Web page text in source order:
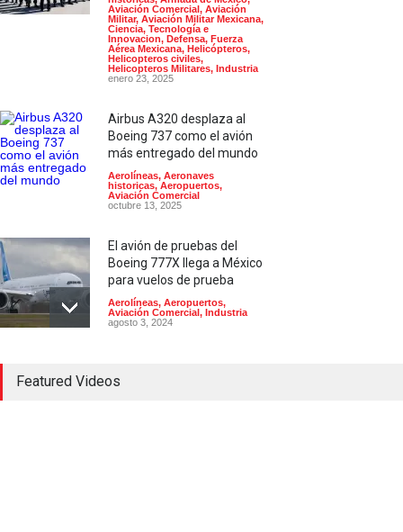
Aviación Comercial, Aviación
Militar, Aviación Militar Mexicana,
Ciencia, Tecnología e
Innovacion, Defensa, Fuerza
Aérea Mexicana, Helicópteros,
Helicopteros civiles,
Helicopteros Militares, Industria
enero 23, 2025
Airbus A320 desplaza al
Boeing 737 como el avión
más entregado del mundo
Aerolíneas, Aeronaves
historicas, Aeropuertos,
Aviación Comercial
octubre 13, 2025
El avión de pruebas del
Boeing 777X llega a México
para vuelos de prueba
Aerolíneas, Aeropuertos,
Aviación Comercial, Industria
agosto 3, 2024
Guadalajara inaugura una
Featured Videos